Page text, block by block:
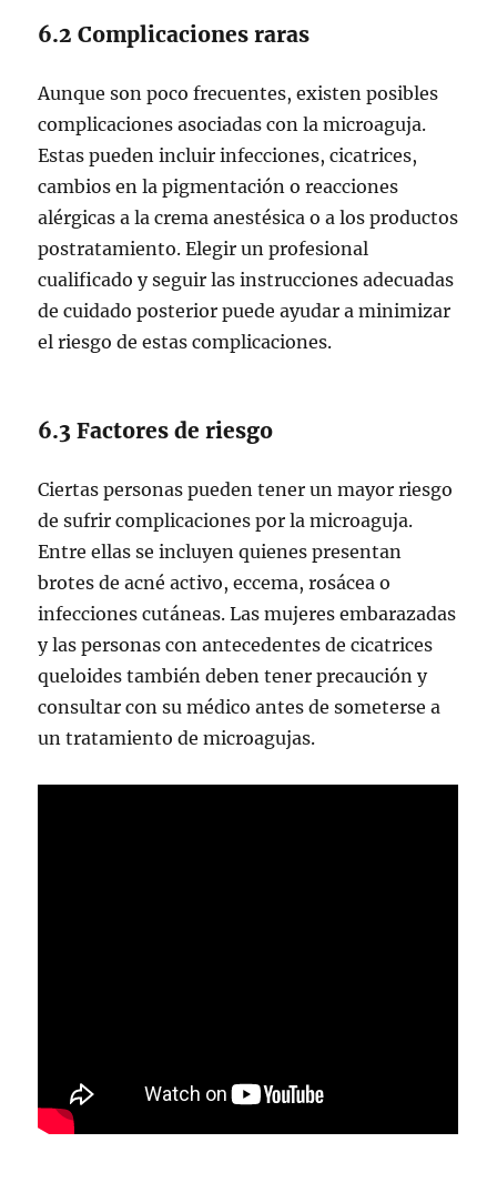
6.2 Complicaciones raras
Aunque son poco frecuentes, existen posibles
complicaciones asociadas con la microaguja.
Estas pueden incluir infecciones, cicatrices,
cambios en la pigmentación o reacciones
alérgicas a la crema anestésica o a los productos
postratamiento. Elegir un profesional
cualificado y seguir las instrucciones adecuadas
de cuidado posterior puede ayudar a minimizar
el riesgo de estas complicaciones.
6.3 Factores de riesgo
Ciertas personas pueden tener un mayor riesgo
de sufrir complicaciones por la microaguja.
Entre ellas se incluyen quienes presentan
brotes de acné activo, eccema, rosácea o
infecciones cutáneas. Las mujeres embarazadas
y las personas con antecedentes de cicatrices
queloides también deben tener precaución y
consultar con su médico antes de someterse a
un tratamiento de microagujas.